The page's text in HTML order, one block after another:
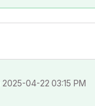
‎2025-04-22 03:15 PM